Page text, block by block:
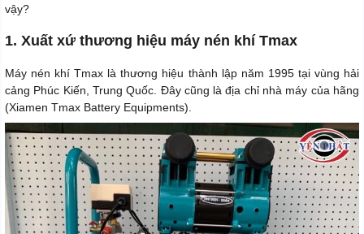
vậy?
1. Xuất xứ thương hiệu máy nén khí Tmax
Máy nén khí Tmax là thương hiệu thành lập năm 1995 tại vùng hải
cảng Phúc Kiến, Trung Quốc. Đây cũng là địa chỉ nhà máy của hãng
(Xiamen Tmax Battery Equipments).